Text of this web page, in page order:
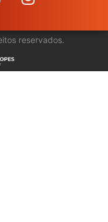
reservados.